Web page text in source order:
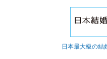
日本最大級の結